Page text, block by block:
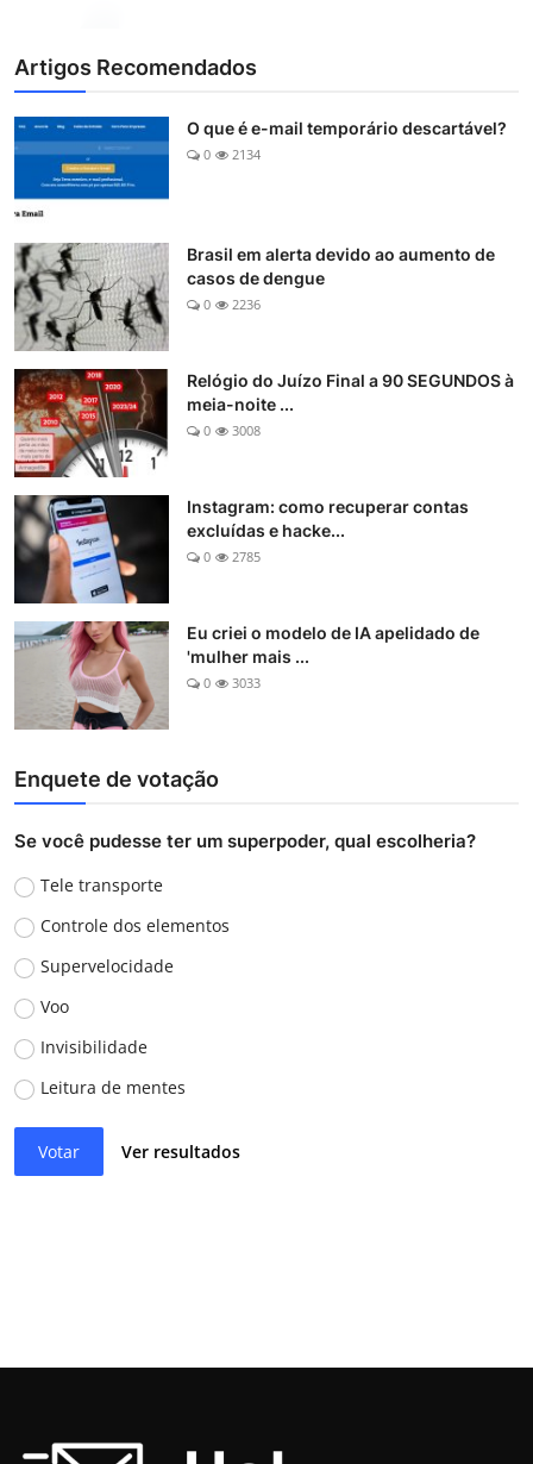
Artigos Recomendados
O que é e-mail temporário descartável?
0 2134
Brasil em alerta devido ao aumento de
casos de dengue
0 2236
Relógio do Juízo Final a 90 SEGUNDOS à
meia-noite ...
0 3008
Instagram: como recuperar contas
excluídas e hacke...
0 2785
Eu criei o modelo de IA apelidado de
'mulher mais ...
0 3033
Enquete de votação
Se você pudesse ter um superpoder, qual escolheria?
Tele transporte
Controle dos elementos
Supervelocidade
Voo
Invisibilidade
Leitura de mentes
Votar Ver resultados